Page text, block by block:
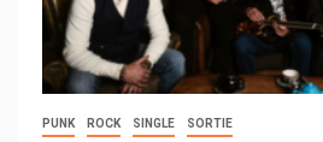
PUNK ROCK SINGLE SORTIE